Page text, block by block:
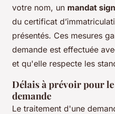
votre nom, un mandat
du certificat
présentés. Ces mesures
demande est effectuée
et qu'elle respecte les
Délais à prévoir pour
demande
Le traitement d'une